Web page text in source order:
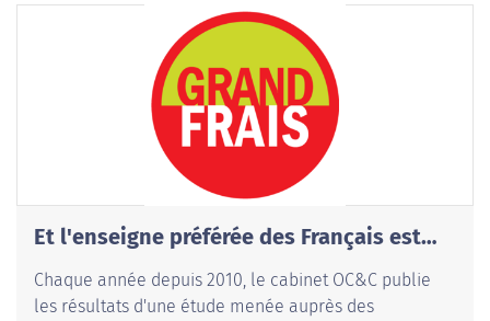
Et l'enseigne préférée des Français est…
Chaque année depuis 2010, le cabinet OC&C publie
les résultats d'une étude menée auprès des